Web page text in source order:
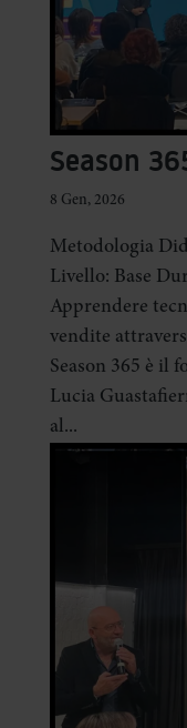
Season
8 Gen, 2026
Metodologia
Livello: Base
Apprendere
vendite
Season 365 è il
Lucia
al...